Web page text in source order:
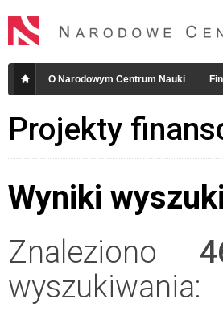
O Narodowym Centrum Nauki
Projekty
Wyniki
Znaleziono
wyszukiwania: